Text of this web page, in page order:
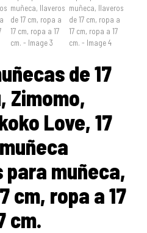
de 17
Zimomo,
Love, 17
muñeca,
cm, ropa a 17
cm.